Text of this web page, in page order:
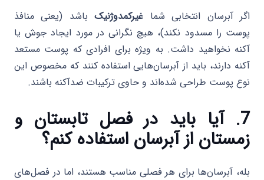
اگر آبرسان انتخابی شما غیرکمدوژنیکباشد (یعنی منافذ
پوست را مسدود نکند)، هیچ نگرانی در مورد ایجاد جوش یا
آکنه نخواهید داشت. به ویژه برای افرادی که پوست مستعد
آکنه دارند، باید از آبرسان‌هایی استفاده کنند که مخصوص این
نوع پوست طراحی شده‌اند و حاوی ترکیبات ضدآکنه باشند.
7. آیا باید در فصل تابستان و
زمستان از آبرسان استفاده کنم؟
بله، آبرسان‌ها برای هر فصلی مناسب هستند، اما در فصل‌های